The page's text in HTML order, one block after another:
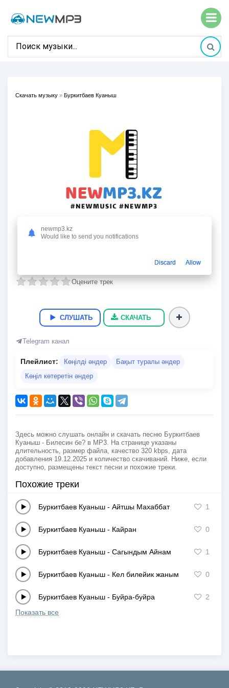
Скачать музыку » Буркитбаев Куаныш
Билесин бе?
19.12.2025 22
Оцените трек
СЛУШАТЬ СКАЧАТЬ
Telegram канал
Плейлист: Көңілді әндер
Бақыт туралы әндер
Көңіл көтеретін әндер
Здесь можно слушать онлайн и скачать песню Буркитбаев
Куаныш - Билесин бе? в MP3. На странице указаны
длительность, размер файла, качество 320 kbps, дата
добавления 19.12.2025 и количество скачиваний. Ниже, если
доступно, размещены текст песни и похожие треки.
Похожие треки
Буркитбаев Куаныш - Айтшы Махаббат 1
Буркитбаев Куаныш - Кайран 0
Буркитбаев Куаныш - Сагындым Айнам 1
Буркитбаев Куаныш - Кел билейик жаным 0
Буркитбаев Куаныш - Буйра-буйра
2
Показать все
newmp3.kz
Would like to send you notifications
Discard Allow